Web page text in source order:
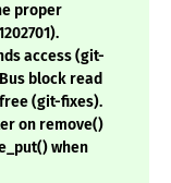
proper
access (git-
block read
(git-fixes).
on remove()
when